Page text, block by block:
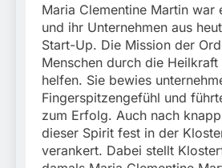
Maria Clementine Martin war
und ihr Unternehmen aus
Start-Up. Die Mission der
Menschen durch die
helfen. Sie bewies
Fingerspitzengefühl und
zum Erfolg. Auch nach
dieser Spirit fest in der
verankert. Dabei stellt